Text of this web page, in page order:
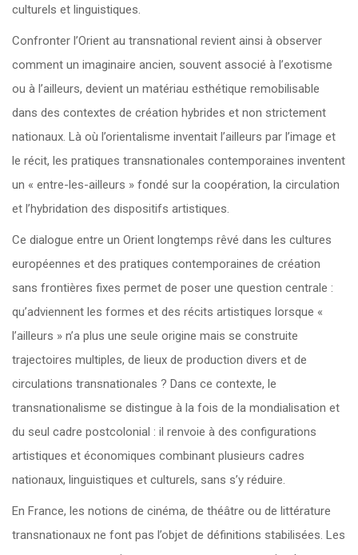
culturels et linguistiques.
Confronter l’Orient au transnational revient ainsi à observer
comment un imaginaire ancien, souvent associé à l’exotisme
ou à l’ailleurs, devient un matériau esthétique remobilisable
dans des contextes de création hybrides et non strictement
nationaux. Là où l’orientalisme inventait l’ailleurs par l’image et
le récit, les pratiques transnationales contemporaines inventent
un « entre-les-ailleurs » fondé sur la coopération, la circulation
et l’hybridation des dispositifs artistiques.
Ce dialogue entre un Orient longtemps rêvé dans les cultures
européennes et des pratiques contemporaines de création
sans frontières fixes permet de poser une question centrale :
qu’adviennent les formes et des récits artistiques lorsque «
l’ailleurs » n’a plus une seule origine mais se construite
trajectoires multiples, de lieux de production divers et de
circulations transnationales ? Dans ce contexte, le
transnationalisme se distingue à la fois de la mondialisation et
du seul cadre postcolonial : il renvoie à des configurations
artistiques et économiques combinant plusieurs cadres
nationaux, linguistiques et culturels, sans s’y réduire.
En France, les notions de cinéma, de théâtre ou de littérature
transnationaux ne font pas l’objet de définitions stabilisées. Les